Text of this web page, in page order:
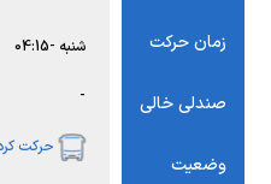
زمان حرکت
صندلی خالی
وضعیت
شنبه 04:15
حرکت کرد